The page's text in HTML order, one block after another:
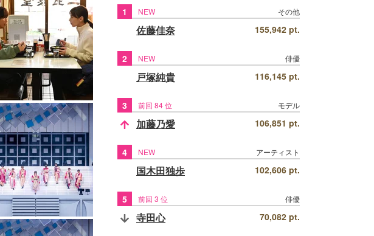
1 NEW その他
佐藤佳奈 155,942 pt.
2 NEW 俳優
戸塚純貴 116,145 pt.
3 前回 84 位 モデル
加藤乃愛 106,851 pt.
4 NEW アーティスト
国木田独歩 102,606 pt.
5 前回 3 位 俳優
寺田心 70,082 pt.